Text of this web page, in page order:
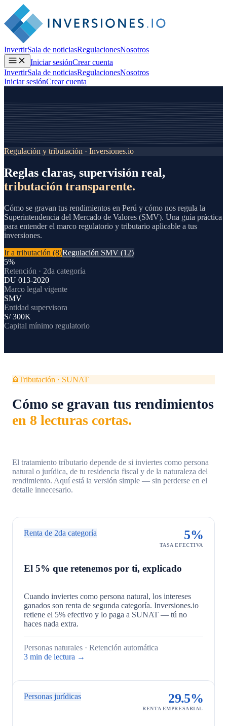
InvertirSala de noticiasRegulacionesNosotros
Iniciar sesiónCrear cuenta
InvertirSala de noticiasRegulacionesNosotros
Iniciar sesiónCrear cuenta
Regulación y tributación · Inversiones.io
Reglas claras, supervisión real,
tributación transparente.
Cómo se gravan tus rendimientos en Perú y cómo nos regula la
Superintendencia del Mercado de Valores (SMV). Una guía práctica
para entender el marco regulatorio y tributario aplicable a tus
inversiones.
Ir a tributación (8)Regulación SMV (12)
5%
Retención · 2da categoría
DU 013-2020
Marco legal vigente
SMV
Entidad supervisora
S/ 300K
Capital mínimo regulatorio
Tributación · SUNAT
Cómo se gravan tus rendimientos
en 8 lecturas cortas.
El tratamiento tributario depende de si inviertes como persona
natural o jurídica, de tu residencia fiscal y de la naturaleza del
rendimiento. Aquí está la versión simple — sin perderse en el
detalle innecesario.
Renta de 2da categoría 5%
TASA EFECTIVA
El 5% que retenemos por ti, explicado
Cuando inviertes como persona natural, los intereses
ganados son renta de segunda categoría. Inversiones.io
retiene el 5% efectivo y lo paga a SUNAT — tú no
haces nada extra.
Personas naturales · Retención automática
3 min de lectura →
Personas jurídicas 29.5%
RENTA EMPRESARIAL